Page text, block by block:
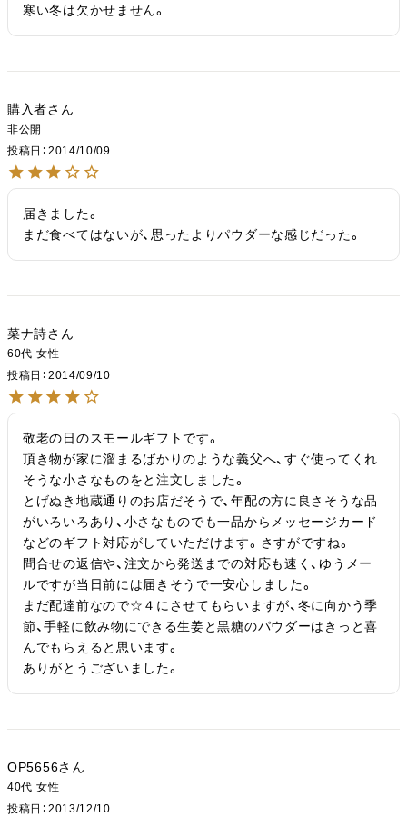
寒い冬は欠かせません。
購入者
非公開
投稿日
2014/10/09
届きました。
まだ食べてはないが、思ったよりパウダーな感じだった。
菜ナ詩
60代 女性
投稿日
2014/09/10
敬老の日のスモールギフトです。
頂き物が家に溜まるばかりのような義父へ、すぐ使ってくれ
そうな小さなものをと注文しました。
とげぬき地蔵通りのお店だそうで、年配の方に良さそうな品
がいろいろあり、小さなものでも一品からメッセージカード
などのギフト対応がしていただけます。さすがですね。
問合せの返信や、注文から発送までの対応も速く、ゆうメー
ルですが当日前には届きそうで一安心しました。
まだ配達前なので☆４にさせてもらいますが、冬に向かう季
節、手軽に飲み物にできる生姜と黒糖のパウダーはきっと喜
んでもらえると思います。
ありがとうございました。
OP5656
40代 女性
投稿日
2013/12/10